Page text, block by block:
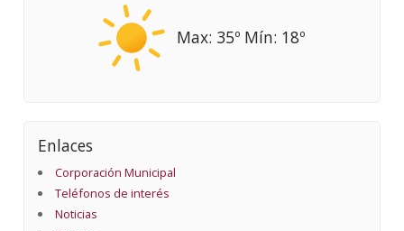
Max: 35º Mín: 18º
Enlaces
Corporación Municipal
Teléfonos de interés
Noticias